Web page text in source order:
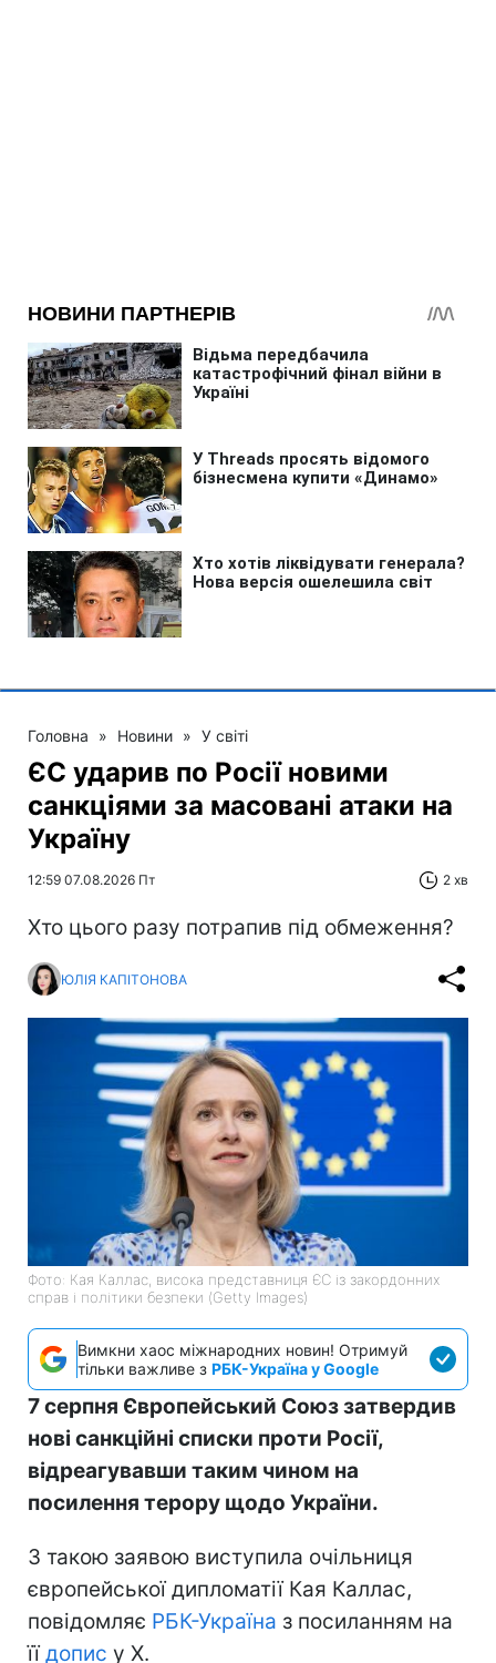
Головна » Новини » У світі
ЄС ударив по Росії новими
санкціями за масовані атаки на
Україну
12:59 07.08.2026 Пт 2 хв
Хто цього разу потрапив під обмеження?
ЮЛІЯ КАПІТОНОВА
Фото: Кая Каллас, висока представниця ЄС із закордонних
справ і політики безпеки (Getty Images)
Вимкни хаос міжнародних новин! Отримуй
тільки важливе з РБК-Україна у Google
7 серпня Європейський Союз затвердив
нові санкційні списки проти Росії,
відреагувавши таким чином на
посилення терору щодо України.
З такою заявою виступила очільниця
європейської дипломатії Кая Каллас,
повідомляє РБК-Україна з посиланням на
їїдопис у Х.